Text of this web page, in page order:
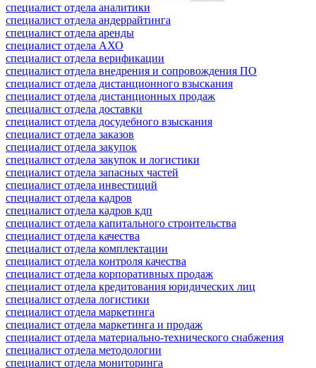
специалист отдела аналитики
специалист отдела андеррайтинга
специалист отдела аренды
специалист отдела АХО
специалист отдела верификации
специалист отдела внедрения и сопровождения ПО
специалист отдела дистанционного взыскания
специалист отдела дистанционных продаж
специалист отдела доставки
специалист отдела досудебного взыскания
специалист отдела заказов
специалист отдела закупок
специалист отдела закупок и логистики
специалист отдела запасных частей
специалист отдела инвестиций
специалист отдела кадров
специалист отдела кадров кдп
специалист отдела капитального строительства
специалист отдела качества
специалист отдела комплектации
специалист отдела контроля качества
специалист отдела корпоративных продаж
специалист отдела кредитования юридических лиц
специалист отдела логистики
специалист отдела маркетинга
специалист отдела маркетинга и продаж
специалист отдела материально-технического снабжения
специалист отдела методологии
специалист отдела мониторинга